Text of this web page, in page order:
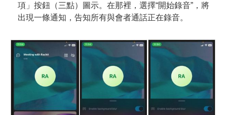
項」按鈕（三點）圖示。在那裡，選擇“開始錄音”，將
出現一條通知，告知所有與會者通話正在錄音。